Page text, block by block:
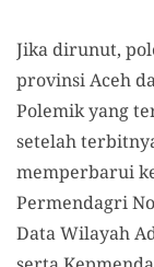
Jika dirunut,
provinsi Aceh
Polemik yang
setelah
memperbarui
Permendagri
Data Wilayah